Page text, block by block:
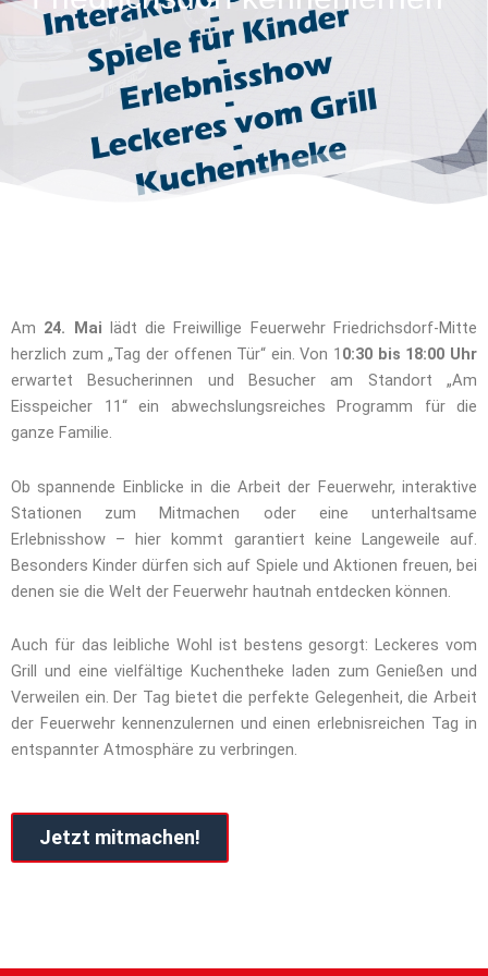
Am 24. Mai lädt die Freiwillige Feuerwehr Friedrichsdorf-Mitte
herzlich zum „Tag der offenen Tür“ ein. Von 1 0:30 bis 18:00 Uhr
erwartet Besucherinnen und Besucher am Standort „Am
Eisspeicher 11“ ein abwechslungsreiches Programm für die
ganze Familie.
Ob spannende Einblicke in die Arbeit der Feuerwehr, interaktive
Stationen zum Mitmachen oder eine unterhaltsame
Erlebnisshow – hier kommt garantiert keine Langeweile auf.
Besonders Kinder dürfen sich auf Spiele und Aktionen freuen, bei
denen sie die Welt der Feuerwehr hautnah entdecken können.
Auch für das leibliche Wohl ist bestens gesorgt: Leckeres vom
Grill und eine vielfältige Kuchentheke laden zum Genießen und
Verweilen ein. Der Tag bietet die perfekte Gelegenheit, die Arbeit
der Feuerwehr kennenzulernen und einen erlebnisreichen Tag in
entspannter Atmosphäre zu verbringen.
Jetzt mitmachen!